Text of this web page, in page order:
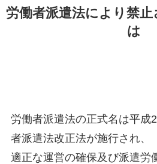
労働者派遣法により禁
は
労働者派遣法の正式名は平成
者派遣法改正法が施行され、
適正な運営の確保及び派遣労